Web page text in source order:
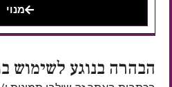
מנוי
הבהרה בנוגע לשימוש